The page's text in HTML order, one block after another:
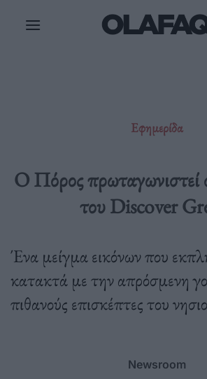
Εφημερίδα
Ο Πόρος πρωταγωνιστεί
του Discover
Ένα μείγμα εικόνων που
κατακτά με την απρόσμενη
πιθανούς επισκέπτες του
Newsroom